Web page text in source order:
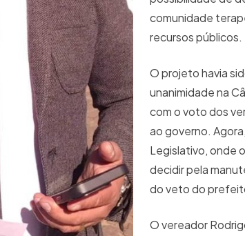
comunidade
recursos públicos.
O projeto havia
unanimidade na
com o voto dos
ao governo.
Legislativo, onde
decidir pela
do veto do
O vereador